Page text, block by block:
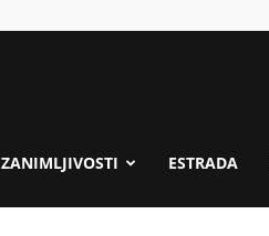
ZANIMLJIVOSTI ESTRADA